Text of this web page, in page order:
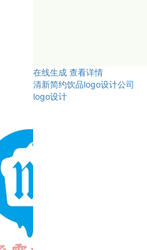
在线生成 查看详情
清新简约饮品logo设计公司
logo设计